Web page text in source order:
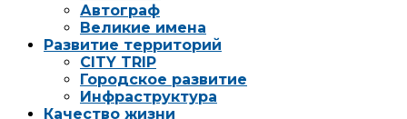
Автограф
Великие имена
Развитие территорий
CITY TRIP
Городское развитие
Инфраструктура
Качество жизни